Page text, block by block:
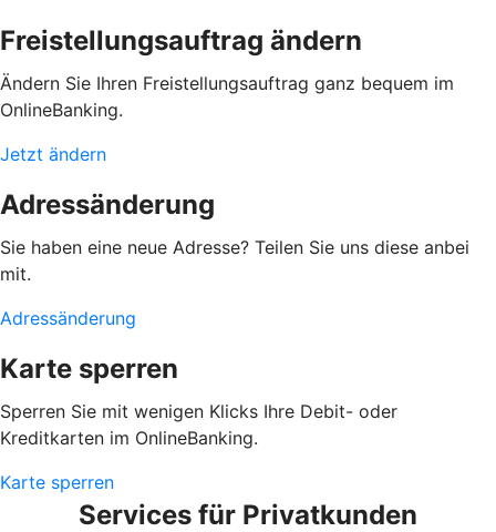
Freistellungsauftrag ändern
Ändern Sie Ihren Freistellungsauftrag ganz bequem im
OnlineBanking.
Jetzt ändern
Adressänderung
Sie haben eine neue Adresse? Teilen Sie uns diese anbei
mit.
Adressänderung
Karte sperren
Sperren Sie mit wenigen Klicks Ihre Debit- oder
Kreditkarten im OnlineBanking.
Karte sperren
Services für Privatkunden